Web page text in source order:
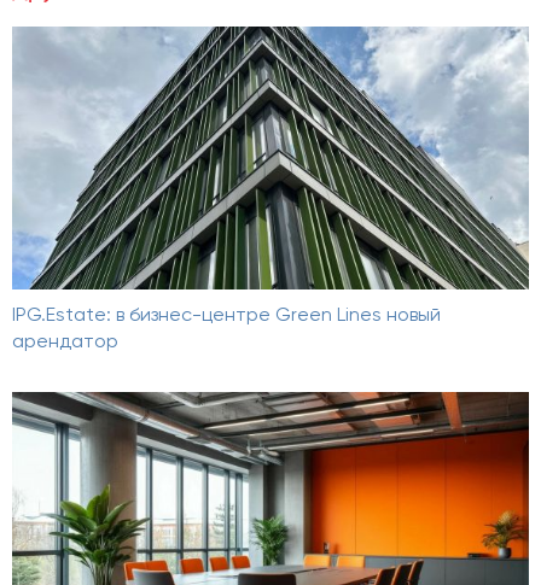
IPG.Estate: в бизнес-центре Green Lines новый
арендатор